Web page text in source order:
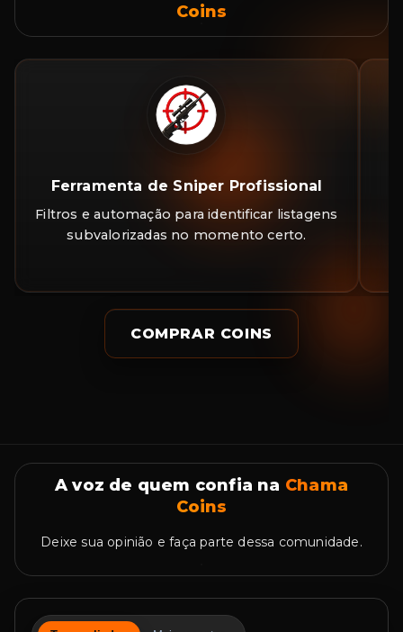
Coins
Ferramenta de Sniper Profissional
Filtros e automação para identificar listagens
subvalorizadas no momento certo.
COMPRAR COINS
A voz de quem confia na Chama
Coins
Deixe sua opinião e faça parte dessa comunidade.